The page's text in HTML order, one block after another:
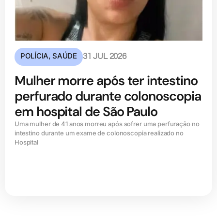
POLÍCIA,SAÚDE 31 JUL 2026
Mulher morre após ter intestino
perfurado durante colonoscopia
em hospital de São Paulo
Uma mulher de 41 anos morreu após sofrer uma perfuração no
intestino durante um exame de colonoscopia realizado no
Hospital